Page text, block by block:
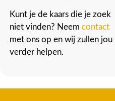
Kunt je de kaars die je zoek
niet vinden? Neem contact
met ons op en wij zullen jou
verder helpen.